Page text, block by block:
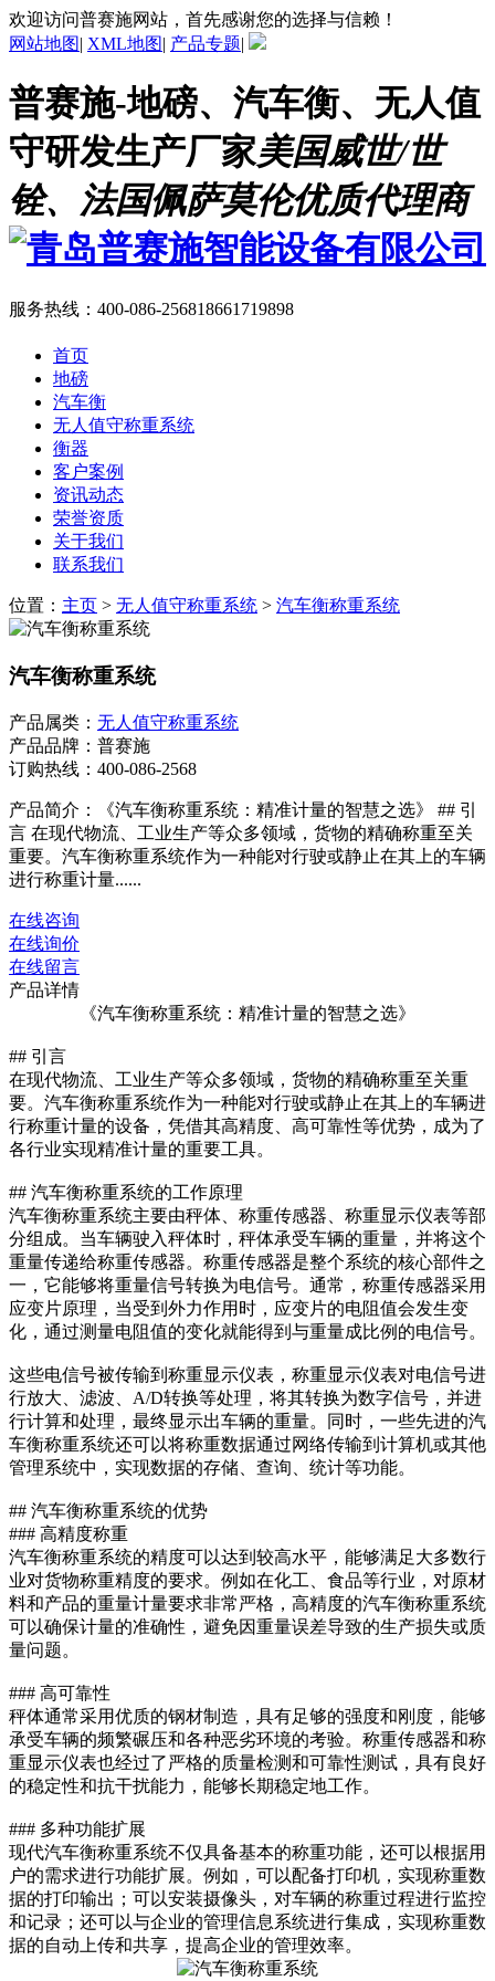
欢迎访问普赛施网站，首先感谢您的选择与信赖！
网站地图| XML地图| 产品专题|
普赛施-地磅、汽车衡、无人值
守研发生产厂家美国威世/世
铨、法国佩萨莫伦优质代理商
服务热线： 400-086-256818661719898
首页
地磅
汽车衡
无人值守称重系统
衡器
客户案例
资讯动态
荣誉资质
关于我们
联系我们
位置： 主页 > 无人值守称重系统 > 汽车衡称重系统
汽车衡称重系统
产品属类： 无人值守称重系统
产品品牌：普赛施
订购热线： 400-086-2568
产品简介：《汽车衡称重系统：精准计量的智慧之选》 ## 引
言 在现代物流、工业生产等众多领域，货物的精确称重至关
重要。汽车衡称重系统作为一种能对行驶或静止在其上的车辆
进行称重计量......
在线咨询
在线询价
在线留言
产品详情
《汽车衡称重系统：精准计量的智慧之选》
## 引言
在现代物流、工业生产等众多领域，货物的精确称重至关重
要。汽车衡称重系统作为一种能对行驶或静止在其上的车辆进
行称重计量的设备，凭借其高精度、高可靠性等优势，成为了
各行业实现精准计量的重要工具。
## 汽车衡称重系统的工作原理
汽车衡称重系统主要由秤体、称重传感器、称重显示仪表等部
分组成。当车辆驶入秤体时，秤体承受车辆的重量，并将这个
重量传递给称重传感器。称重传感器是整个系统的核心部件之
一，它能够将重量信号转换为电信号。通常，称重传感器采用
应变片原理，当受到外力作用时，应变片的电阻值会发生变
化，通过测量电阻值的变化就能得到与重量成比例的电信号。
这些电信号被传输到称重显示仪表，称重显示仪表对电信号进
行放大、滤波、A/D转换等处理，将其转换为数字信号，并进
行计算和处理，最终显示出车辆的重量。同时，一些先进的汽
车衡称重系统还可以将称重数据通过网络传输到计算机或其他
管理系统中，实现数据的存储、查询、统计等功能。
## 汽车衡称重系统的优势
### 高精度称重
汽车衡称重系统的精度可以达到较高水平，能够满足大多数行
业对货物称重精度的要求。例如在化工、食品等行业，对原材
料和产品的重量计量要求非常严格，高精度的汽车衡称重系统
可以确保计量的准确性，避免因重量误差导致的生产损失或质
量问题。
### 高可靠性
秤体通常采用优质的钢材制造，具有足够的强度和刚度，能够
承受车辆的频繁碾压和各种恶劣环境的考验。称重传感器和称
重显示仪表也经过了严格的质量检测和可靠性测试，具有良好
的稳定性和抗干扰能力，能够长期稳定地工作。
### 多种功能扩展
现代汽车衡称重系统不仅具备基本的称重功能，还可以根据用
户的需求进行功能扩展。例如，可以配备打印机，实现称重数
据的打印输出；可以安装摄像头，对车辆的称重过程进行监控
和记录；还可以与企业的管理信息系统进行集成，实现称重数
据的自动上传和共享，提高企业的管理效率。